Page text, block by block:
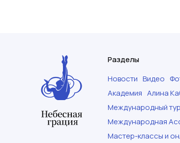
Разделы
Новости Видео
Академия Алина
Международный
Международная
Мастер-классы и